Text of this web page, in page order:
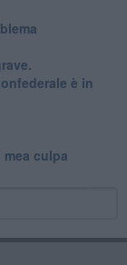
è in
culpa